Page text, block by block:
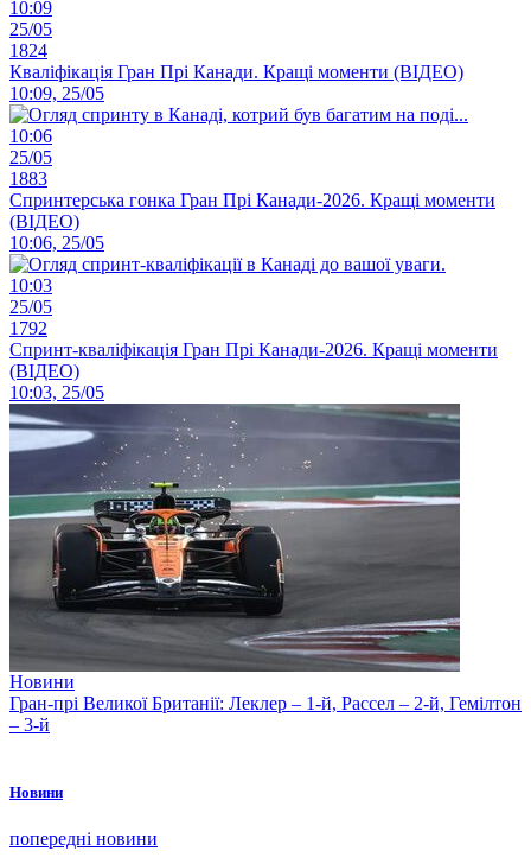
10:09
25/05
1824
Кваліфікація Гран Прі Канади. Кращі моменти (ВІДЕО)
10:09, 25/05
10:06
25/05
1883
Спринтерська гонка Гран Прі Канади-2026. Кращі моменти
(ВІДЕО)
10:06, 25/05
10:03
25/05
1792
Спринт-кваліфікація Гран Прі Канади-2026. Кращі моменти
(ВІДЕО)
10:03, 25/05
Новини
Гран-прі Великої Британії: Леклер – 1-й, Рассел – 2-й, Гемілтон
– 3-й
Новини
попередні новини